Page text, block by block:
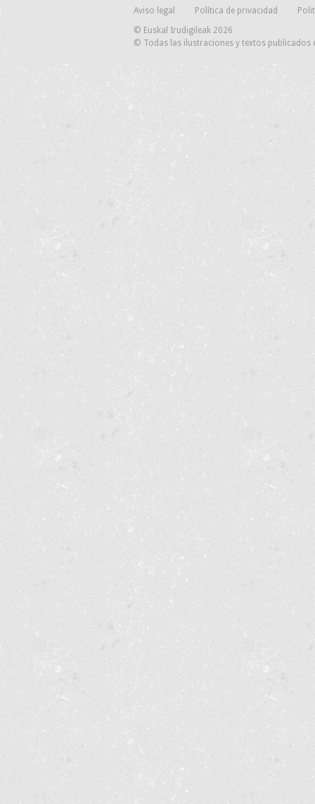
Aviso legal Política de privacidad
© Euskal Irudigileak 2026
© Todas las ilustraciones y textos publicados